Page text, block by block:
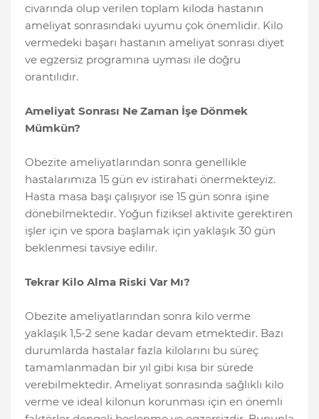
civarında olup verilen toplam kiloda hastanın
ameliyat sonrasındaki uyumu çok önemlidir. Kilo
vermedeki başarı hastanın ameliyat sonrası diyet
ve egzersiz programına uyması ile doğru
orantılıdır.
Ameliyat Sonrası Ne Zaman İşe Dönmek
Mümkün?
Obezite ameliyatlarından sonra genellikle
hastalarımıza 15 gün ev istirahati önermekteyiz.
Hasta masa başı çalışıyor ise 15 gün sonra işine
dönebilmektedir. Yoğun fiziksel aktivite gerektiren
işler için ve spora başlamak için yaklaşık 30 gün
beklenmesi tavsiye edilir.
Tekrar Kilo Alma Riski Var Mı?
Obezite ameliyatlarından sonra kilo verme
yaklaşık 1,5-2 sene kadar devam etmektedir. Bazı
durumlarda hastalar fazla kilolarını bu süreç
tamamlanmadan bir yıl gibi kısa bir sürede
verebilmektedir. Ameliyat sonrasında sağlıklı kilo
verme ve ideal kilonun korunması için en önemli